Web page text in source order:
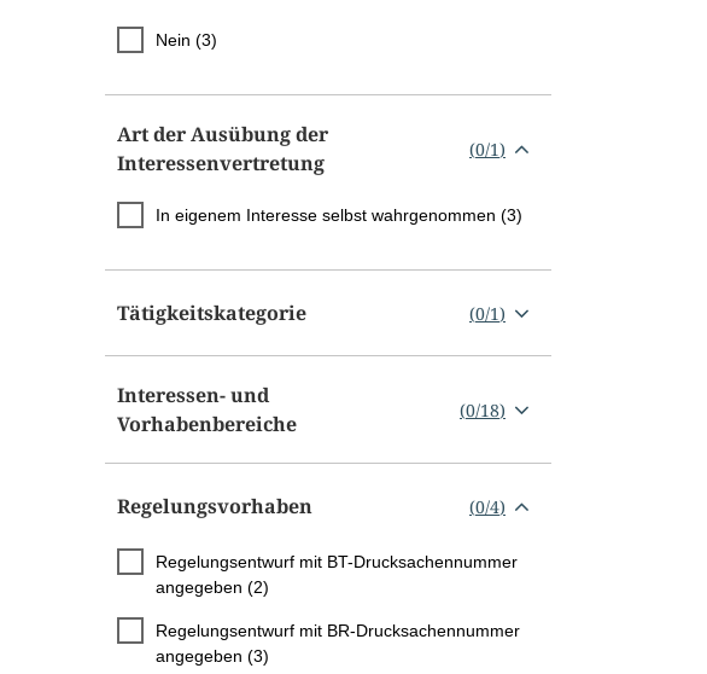
Nein (3)
Art der Ausübung der
Interessenvertretung
(0/1)
In eigenem Interesse selbst wahrgenommen (3)
Tätigkeitskategorie (0/1)
Interessen- und
Vorhabenbereiche
(0/18)
Regelungsvorhaben (0/4)
Regelungsentwurf mit BT-Drucksachennummer
angegeben (2)
Regelungsentwurf mit BR-Drucksachennummer
angegeben (3)